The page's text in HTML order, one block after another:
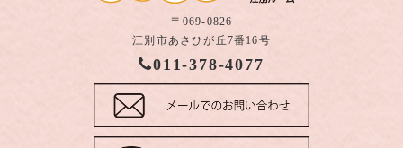
〒069-0826
江別市あさひが丘7番16号
011-378-4077